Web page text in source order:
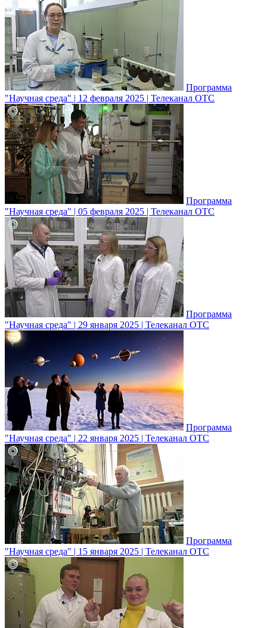
Программа
"Научная среда" | 12 февраля 2025 | Телеканал ОТС
Программа
"Научная среда" | 05 февраля 2025 | Телеканал ОТС
Программа
"Научная среда" | 29 января 2025 | Телеканал ОТС
Программа
"Научная среда" | 22 января 2025 | Телеканал ОТС
Программа
"Научная среда" | 15 января 2025 | Телеканал ОТС